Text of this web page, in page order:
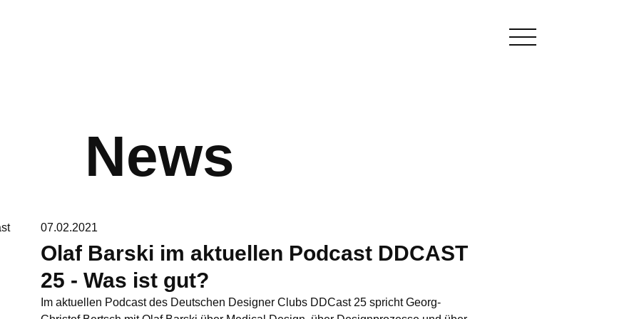
News
07.02.2021
Olaf Barski im aktuellen Podcast DDCAST
25 - Was ist gut?
Im aktuellen Podcast des Deutschen Designer Clubs DDCast 25 spricht Georg-